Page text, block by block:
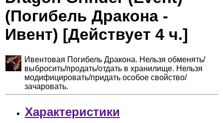
(Погибель Дракона -
Ивент) [Действует 4 ч.]
Ивентовая Погибель Дракона. Нельзя обменять/
выбросить/продать/отдать в хранилище. Нельзя
модифицировать/придать особое свойство/
зачаровать.
Характеристики